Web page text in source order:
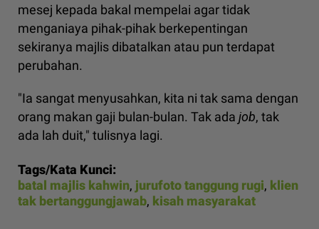
mesej kepada bakal mempelai agar tidak
menganiaya pihak-pihak berkepentingan
sekiranya majlis dibatalkan atau pun terdapat
perubahan.
"Ia sangat menyusahkan, kita ni tak sama dengan
orang makan gaji bulan-bulan. Tak ada job, tak
ada lah duit," tulisnya lagi.
Tags/Kata Kunci:
batal majlis kahwin, jurufoto tanggung rugi, klien
tak bertanggungjawab, kisah masyarakat